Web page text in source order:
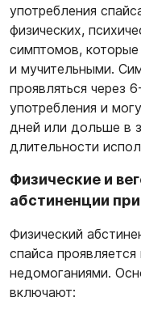
употребления
физических,
симптомов,
и мучительными.
проявляться через
употребления и
дней или дольше в
длительности
Физические и
абстиненции
Физический
спайса
недомоганиями.
включают: